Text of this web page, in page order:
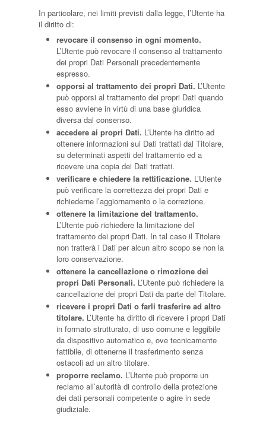
In particolare, nei limiti previsti dalla legge, l’Utente ha
il diritto di:
revocare il consenso in ogni momento.
L’Utente può revocare il consenso al trattamento
dei propri Dati Personali precedentemente
espresso.
opporsi al trattamento dei propri Dati. L’Utente
può opporsi al trattamento dei propri Dati quando
esso avviene in virtù di una base giuridica
diversa dal consenso.
accedere ai propri Dati. L’Utente ha diritto ad
ottenere informazioni sui Dati trattati dal Titolare,
su determinati aspetti del trattamento ed a
ricevere una copia dei Dati trattati.
verificare e chiedere la rettificazione. L’Utente
può verificare la correttezza dei propri Dati e
richiederne l’aggiornamento o la correzione.
ottenere la limitazione del trattamento.
L’Utente può richiedere la limitazione del
trattamento dei propri Dati. In tal caso il Titolare
non tratterà i Dati per alcun altro scopo se non la
loro conservazione.
ottenere la cancellazione o rimozione dei
propri Dati Personali. L’Utente può richiedere la
cancellazione dei propri Dati da parte del Titolare.
ricevere i propri Dati o farli trasferire ad altro
titolare. L’Utente ha diritto di ricevere i propri Dati
in formato strutturato, di uso comune e leggibile
da dispositivo automatico e, ove tecnicamente
fattibile, di ottenerne il trasferimento senza
ostacoli ad un altro titolare.
proporre reclamo. L’Utente può proporre un
reclamo all’autorità di controllo della protezione
dei dati personali competente o agire in sede
giudiziale.